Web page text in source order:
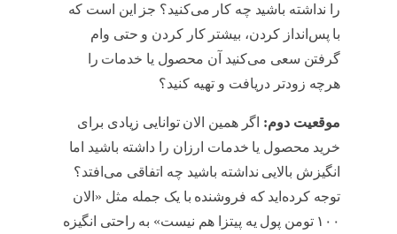
را نداشته باشید چه کار می‌کنید؟ جز این است که
با پس‌انداز کردن، بیشتر کار کردن و حتی وام
گرفتن سعی می‌کنید آن محصول یا خدمات را
هرچه زودتر دریافت و تهیه کنید؟
موقعیت دوم: اگر همین الان توانایی زیادی برای
خرید محصول یا خدمات ارزان را داشته باشید اما
انگیزش بالایی نداشته باشید چه اتفاقی می‌افتد؟
توجه کرده‌اید که فروشنده با یک جمله مثل «الان
۱۰۰ تومن پول یه پیتزا هم نیست» به راحتی انگیزه